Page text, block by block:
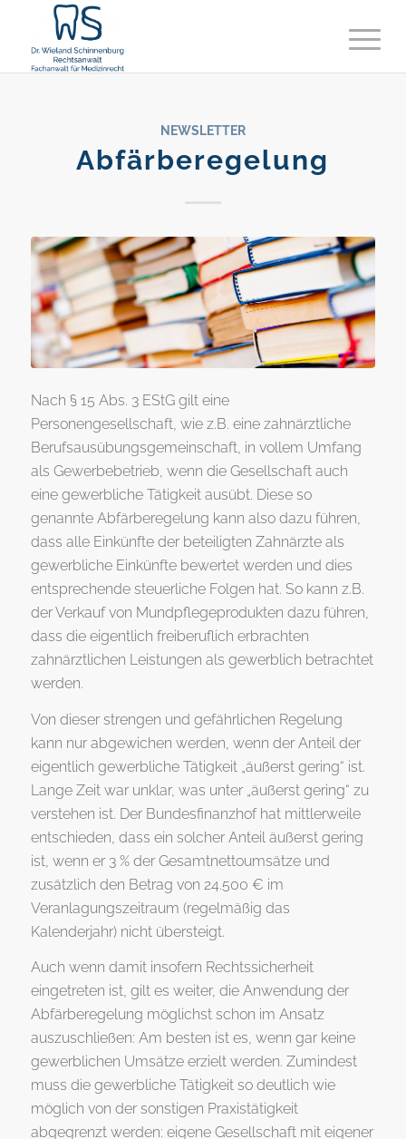
NEWSLETTER
Abfärberegelung
Nach § 15 Abs. 3 EStG gilt eine
Personengesellschaft, wie z.B. eine zahnärztliche
Berufsausübungsgemeinschaft, in vollem Umfang
als Gewerbebetrieb, wenn die Gesellschaft auch
eine gewerbliche Tätigkeit ausübt. Diese so
genannte Abfärberegelung kann also dazu führen,
dass alle Einkünfte der beteiligten Zahnärzte als
gewerbliche Einkünfte bewertet werden und dies
entsprechende steuerliche Folgen hat. So kann z.B.
der Verkauf von Mundpflegeprodukten dazu führen,
dass die eigentlich freiberuflich erbrachten
zahnärztlichen Leistungen als gewerblich betrachtet
werden.
Von dieser strengen und gefährlichen Regelung
kann nur abgewichen werden, wenn der Anteil der
eigentlich gewerbliche Tätigkeit „äußerst gering“ ist.
Lange Zeit war unklar, was unter „äußerst gering“ zu
verstehen ist. Der Bundesfinanzhof hat mittlerweile
entschieden, dass ein solcher Anteil äußerst gering
ist, wenn er 3 % der Gesamtnettoumsätze und
zusätzlich den Betrag von 24.500 € im
Veranlagungszeitraum (regelmäßig das
Kalenderjahr) nicht übersteigt.
Auch wenn damit insofern Rechtssicherheit
eingetreten ist, gilt es weiter, die Anwendung der
Abfärberegelung möglichst schon im Ansatz
auszuschließen: Am besten ist es, wenn gar keine
gewerblichen Umsätze erzielt werden. Zumindest
muss die gewerbliche Tätigkeit so deutlich wie
möglich von der sonstigen Praxistätigkeit
abgegrenzt werden: eigene Gesellschaft mit eigener